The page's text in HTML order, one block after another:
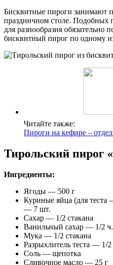
Бисквитные пироги занимают
праздничном столе. Подобных
для разнообразия обязательно
бисквитный пирог по одному
Читайте также:
Пироги на кефире –
Тирольский пирог
Ингредиенты:
Ягоды — 500 г
Куриные яйца (для теста
— 7 шт.
Сахар — 1/2 стакана
Ванильный сахар — 1/2
Мука — 1/2 стакана
Разрыхлитель теста — 1/2
Соль — щепотка
Сливочное масло — 25 г